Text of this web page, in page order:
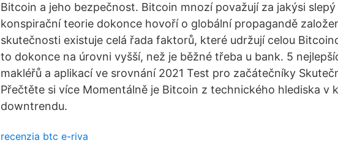
Bitcoin a jeho bezpečnost. Bitcoin mnozí považují za jakýsi
konspirační teorie dokonce hovoří o globální propagandě
skutečnosti existuje celá řada faktorů, které udržují celou
to dokonce na úrovni vyšší, než je běžné třeba u bank. 5
makléřů a aplikací ve srovnání 2021 Test pro začátečníky
Přečtěte si více Momentálně je Bitcoin z technického hlediska v
downtrendu.
recenzia btc e-riva